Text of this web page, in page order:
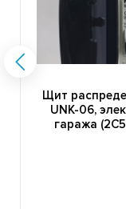
Щит
UNK-06,
гаража